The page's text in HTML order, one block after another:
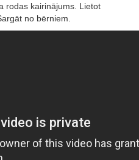
rodas kairinājums. Lietot
no bērniem.